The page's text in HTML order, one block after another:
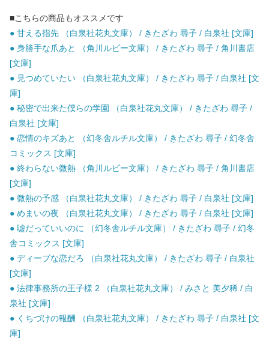
■こちらの商品もオススメです
● 甘える指先 （白泉社花丸文庫） / きたざわ 尋子 / 白泉社 [文庫]
● 身勝手な爪あと （角川ルビー文庫） / きたざわ 尋子 / 角川書店
[文庫]
● 見つめていたい （白泉社花丸文庫） / きたざわ 尋子 / 白泉社 [文
庫]
● 秘密で出来た僕らの学園 （白泉社花丸文庫） / きたざわ 尋子 /
白泉社 [文庫]
● 恋情のキズあと （幻冬舎ルチル文庫） / きたざわ 尋子 / 幻冬舎
コミックス [文庫]
● 終わらない微熱 （角川ルビー文庫） / きたざわ 尋子 / 角川書店
[文庫]
● 微熱の予感 （白泉社花丸文庫） / きたざわ 尋子 / 白泉社 [文庫]
● めまいの夜 （白泉社花丸文庫） / きたざわ 尋子 / 白泉社 [文庫]
● 嘘だっていいのに （幻冬舎ルチル文庫） / きたざわ 尋子 / 幻冬
舎コミックス [文庫]
● ディープな恋だろ （白泉社花丸文庫） / きたざわ 尋子 / 白泉社
[文庫]
● 法律事務所の王子様 2 （白泉社花丸文庫） / みさと 美夕稀 / 白
泉社 [文庫]
● くちづけの報酬 （白泉社花丸文庫） / きたざわ 尋子 / 白泉社 [文
庫]